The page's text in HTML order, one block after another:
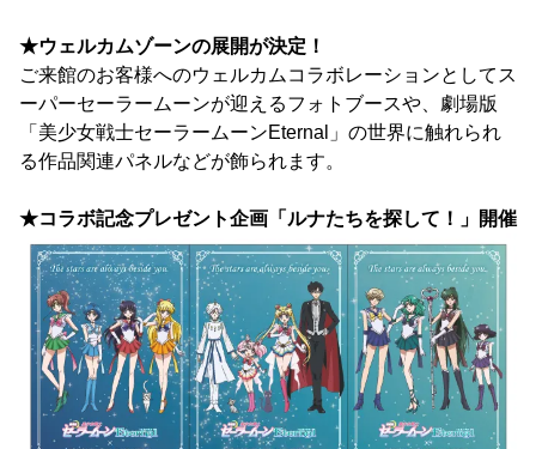
★ウェルカムゾーンの展開が決定！
ご来館のお客様へのウェルカムコラボレーションとしてス
ーパーセーラームーンが迎えるフォトブースや、劇場版
「美少女戦士セーラームーンEternal」の世界に触れられ
る作品関連パネルなどが飾られます。
★コラボ記念プレゼント企画「ルナたちを探して！」開催